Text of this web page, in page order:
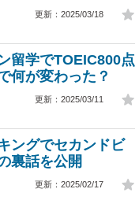
更新：2025/03/18
留学でTOEIC800点
何が変わった？
更新：2025/03/11
ングでセカンドビ
裏話を公開
更新：2025/02/17